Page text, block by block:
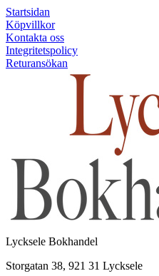
Startsidan
Köpvillkor
Kontakta oss
Integritetspolicy
Returansökan
Lycksele Bokhandel
Storgatan 38, 921 31 Lycksele